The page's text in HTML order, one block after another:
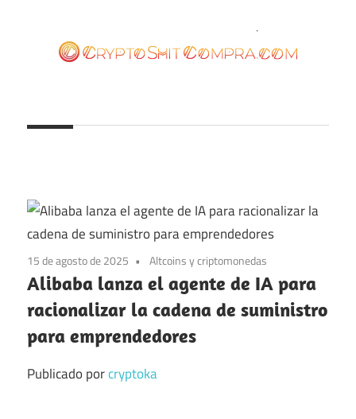
contenido
15 de agosto de 2025 Altcoins y criptomonedas
Alibaba lanza el agente de IA para
racionalizar la cadena de suministro
para emprendedores
Publicado porcryptoka